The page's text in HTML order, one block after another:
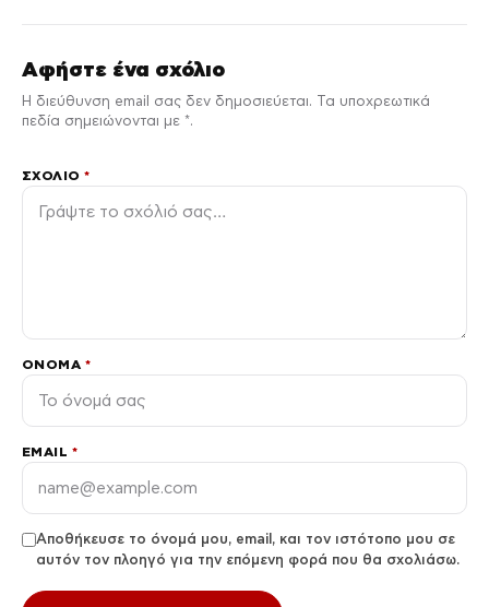
Αφήστε ένα σχόλιο
Η διεύθυνση email σας δεν δημοσιεύεται. Τα υποχρεωτικά
πεδία σημειώνονται με *.
ΣΧΌΛΙΟ*
ΌΝΟΜΑ *
EMAIL *
Αποθήκευσε το όνομά μου, email, και τον ιστότοπο μου σε
αυτόν τον πλοηγό για την επόμενη φορά που θα σχολιάσω.